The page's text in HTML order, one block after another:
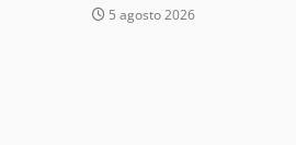
5 agosto 2026
Despliega Gabinete de Seguridad